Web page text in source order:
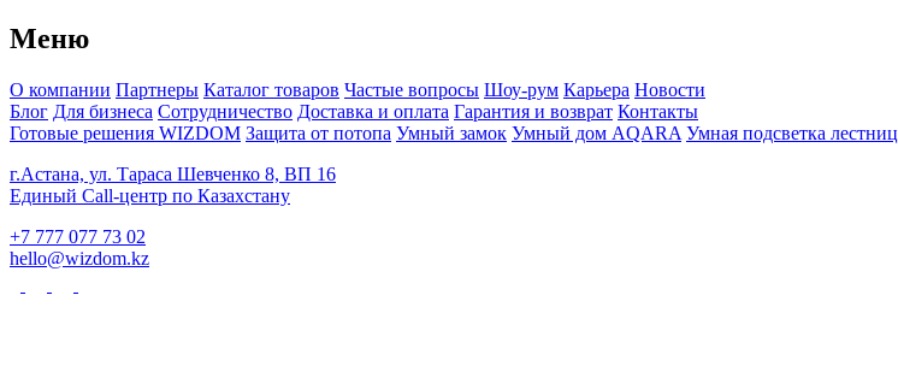
Меню
О компании Партнеры Каталог товаров Частые вопросы Шоу-рум Карьера Новости
Блог Для бизнеса Сотрудничество Доставка и оплата Гарантия и возврат Контакты
Готовые решения WIZDOM Защита от потопа Умный замок Умный дом AQARA Умная подсветка лестниц
г.Астана, ул. Тараса Шевченко 8, ВП 16
Единый Call-центр по Казахстану
+7 777 077 73 02
hello@wizdom.kz